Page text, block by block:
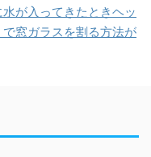
水が入ってきたときヘッ
窓ガラスを割る方法が